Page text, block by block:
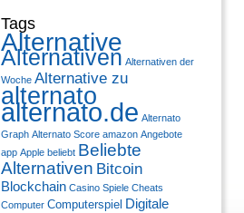
Tags
Alternative
Alternativen Alternativen der
Woche Alternative zu
alternato
alternato.de Alternato
Graph Alternato Score amazon Angebote
app Apple beliebt Beliebte
Alternativen Bitcoin
Blockchain Casino Spiele Cheats
Computer Computerspiel Digitale